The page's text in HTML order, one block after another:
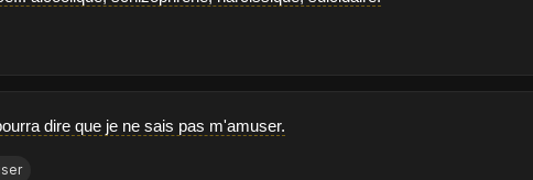
dire que je ne sais pas m'amuser.